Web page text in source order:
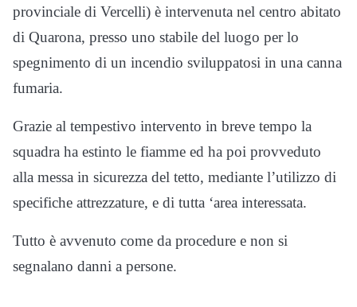
provinciale di Vercelli) è intervenuta nel centro abitato
di Quarona, presso uno stabile del luogo per lo
spegnimento di un incendio sviluppatosi in una canna
fumaria.
Grazie al tempestivo intervento in breve tempo la
squadra ha estinto le fiamme ed ha poi provveduto
alla messa in sicurezza del tetto, mediante l’utilizzo di
specifiche attrezzature, e di tutta ‘area interessata.
Tutto è avvenuto come da procedure e non si
segnalano danni a persone.